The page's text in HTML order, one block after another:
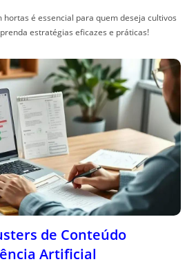
hortas é essencial para quem deseja cultivos
estratégias eficazes e práticas!
de Conteúdo
Artificial